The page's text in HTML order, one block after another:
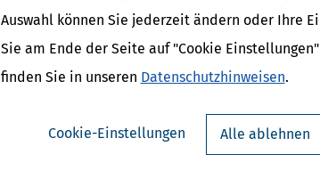
Auswahl können Sie jederzeit ändern oder Ihre
Sie am Ende der Seite auf "Cookie
finden Sie in unseren Datenschutzhinweisen.
Cookie-Einstellungen Alle ablehnen
Aktien